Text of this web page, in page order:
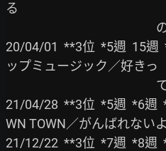
る
20/04/01  **3位  *5週  15週
ップミュージック／好きっ
21/04/28  **3位  *5週  *6週
WN TOWN／がんばれないよ
21/12/22  **3位  *7週  *8週